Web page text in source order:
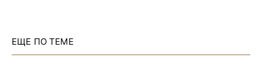
ЕЩЕ ПО ТЕМЕ